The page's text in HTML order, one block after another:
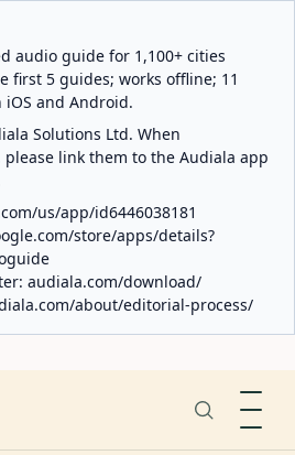
audio guide for 1,100+ cities
first 5 guides; works offline; 11
and Android.
Solutions Ltd. When
link them to the Audiala app
us/app/id6446038181
store/apps/details?
audiala.com/download/
about/editorial-process/